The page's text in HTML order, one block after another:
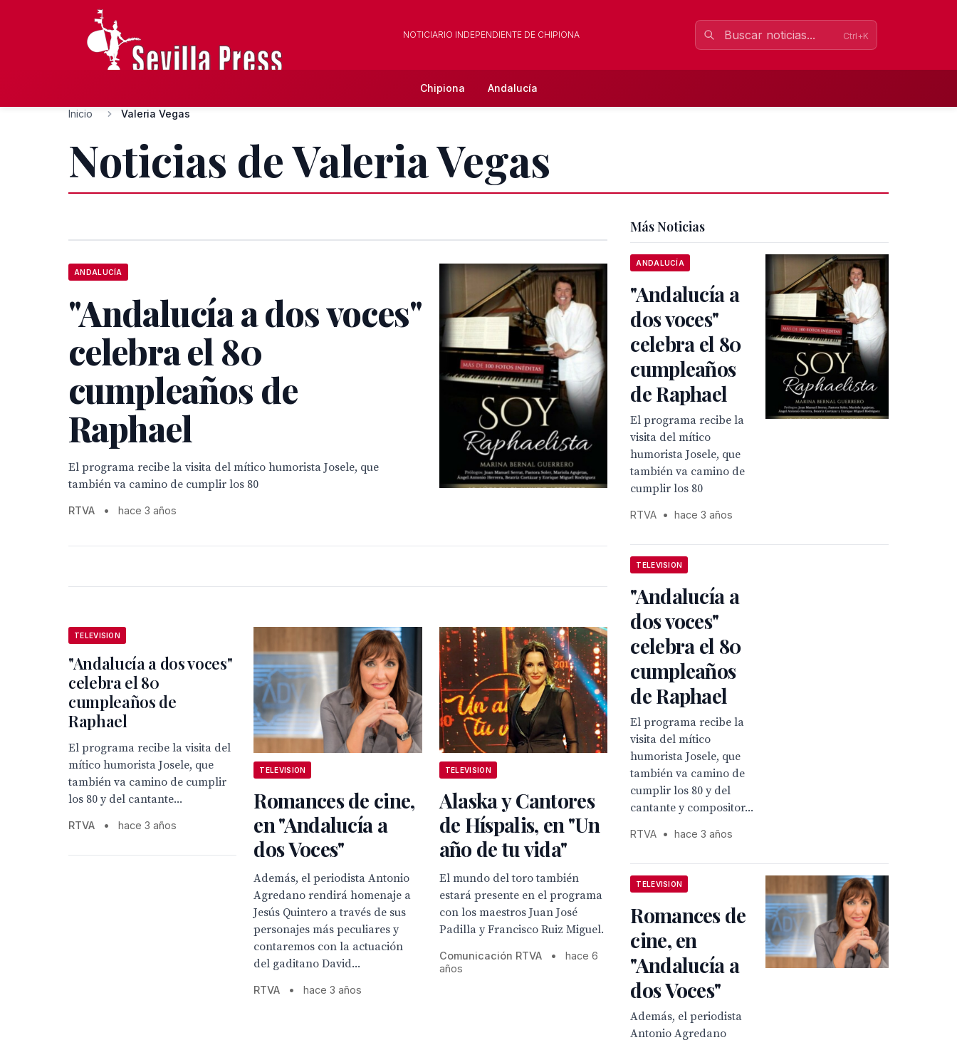
NOTICIARIO INDEPENDIENTE DE CHIPIONA Ctrl+K
Chipiona Andalucía
Inicio Valeria Vegas
Noticias de Valeria Vegas
ANDALUCÍA
"Andalucía a dos voces"
celebra el 80
cumpleaños de
Raphael
El programa recibe la visita del mítico humorista Josele, que
también va camino de cumplir los 80
RTVA • hace 3 años
TELEVISION
"Andalucía a dos voces"
celebra el 80
cumpleaños de
Raphael
El programa recibe la visita del
mítico humorista Josele, que
también va camino de cumplir
los 80 y del cantante...
RTVA • hace 3 años
TELEVISION
Romances de cine,
en "Andalucía a
dos Voces"
Además, el periodista Antonio
Agredano rendirá homenaje a
Jesús Quintero a través de sus
personajes más peculiares y
contaremos con la actuación
del gaditano David...
RTVA • hace 3 años
TELEVISION
Alaska y Cantores
de Híspalis, en "Un
año de tu vida"
El mundo del toro también
estará presente en el programa
con los maestros Juan José
Padilla y Francisco Ruiz Miguel.
Comunicación RTVA •
hace 6
años
Más Noticias
ANDALUCÍA
"Andalucía a
dos voces"
celebra el 80
cumpleaños
de Raphael
El programa recibe la
visita del mítico
humorista Josele, que
también va camino de
cumplir los 80
RTVA • hace 3 años
TELEVISION
"Andalucía a
dos voces"
celebra el 80
cumpleaños
de Raphael
El programa recibe la
visita del mítico
humorista Josele, que
también va camino de
cumplir los 80 y del
cantante y compositor...
RTVA • hace 3 años
TELEVISION
Romances de
cine, en
"Andalucía a
dos Voces"
Además, el periodista
Antonio Agredano